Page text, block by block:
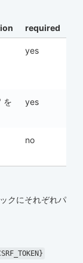
required
yes
を
yes
no
クにそれぞれパ